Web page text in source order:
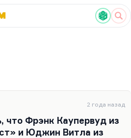
2 года назад
что Фрэнк Каупервуд из
и Юджин Витла из